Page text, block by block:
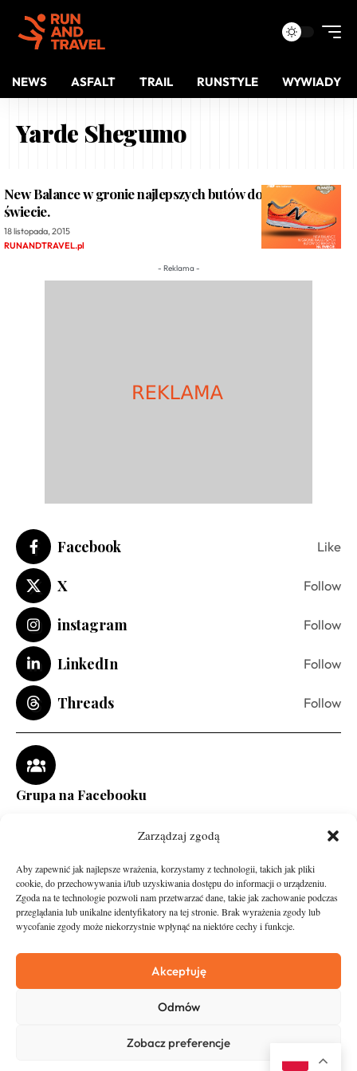
Zarządzaj zgodą
Aby zapewnić jak najlepsze wrażenia, korzystamy z technologii, takich jak pliki
cookie, do przechowywania i/lub uzyskiwania dostępu do informacji o urządzeniu.
Zgoda na te technologie pozwoli nam przetwarzać dane, takie jak zachowanie podczas
przeglądania lub unikalne identyfikatory na tej stronie. Brak wyrażenia zgody lub
wycofanie zgody może niekorzystnie wpłynąć na niektóre cechy i funkcje.
Akceptuję
Odmów
Zobacz preferencje
NEWS ASFALT TRAIL RUNSTYLE WYWIADY
Yarde Shegumo
New Balance w gronie najlepszych butów do biegania na
świecie.
18 listopada, 2015
RUNANDTRAVEL.pl
- Reklama -
Facebook Like
X Follow
instagram Follow
LinkedIn Follow
Threads Follow
Grupa na Facebooku
Asfalt
O nas
Zostań Patronem
Kontakt